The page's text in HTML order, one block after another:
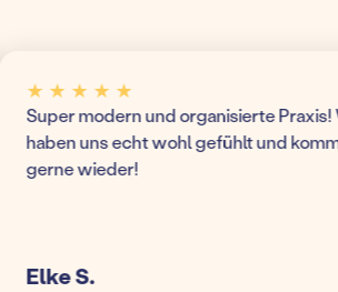
★ ★ ★ ★ ★
Super modern und organisierte Praxis! Wir
haben uns echt wohl gefühlt und kommen
gerne wieder!
Elke S.